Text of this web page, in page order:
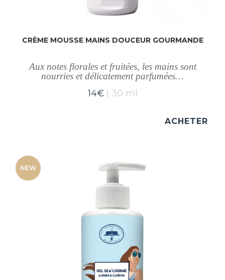
CRÈME MOUSSE MAINS DOUCEUR GOURMANDE
Aux notes florales et fruitées, les mains sont
nourries et délicatement parfumées…
14€ 30 ml
ACHETER
NEW